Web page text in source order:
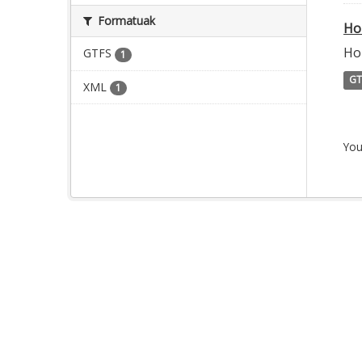
Formatuak
GTFS 1
XML 1